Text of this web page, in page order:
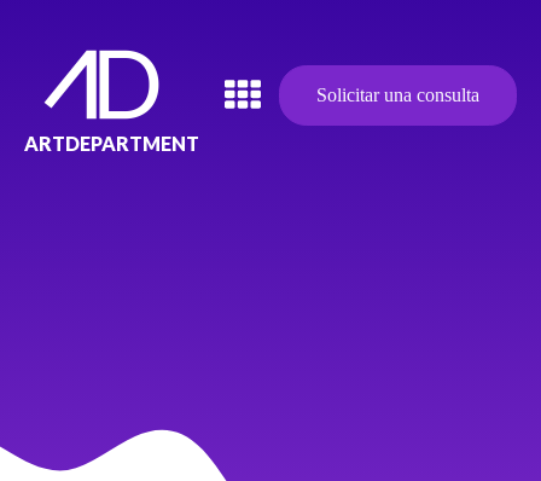
ARTDEPARTMENT
Solicitar una consulta